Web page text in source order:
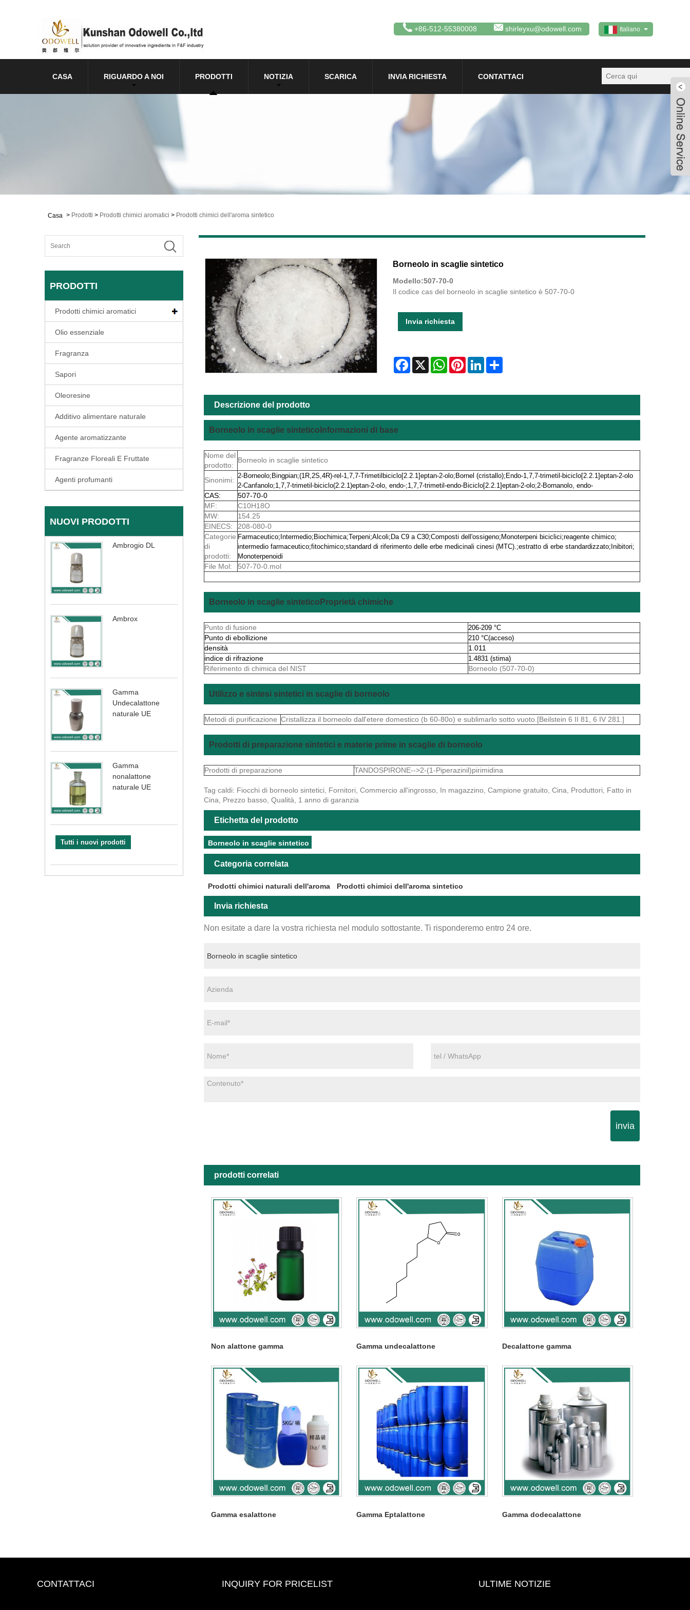
Italiano
+86-512-55380008 shirleyxu@odowell.com
CASA RIGUARDO A NOI PRODOTTI NOTIZIA SCARICA INVIA RICHIESTA CONTATTACI
Casa > Prodotti > Prodotti chimici aromatici > Prodotti chimici dell'aroma sintetico
PRODOTTI
Prodotti chimici aromatici
Olio essenziale
Fragranza
Sapori
Oleoresine
Additivo alimentare naturale
Agente aromatizzante
Fragranze Floreali E Fruttate
Agenti profumanti
NUOVI PRODOTTI
Ambrogio DL
Ambrox
Gamma
Undecalattone
naturale UE
Gamma
nonalattone
naturale UE
Tutti i nuovi prodotti
Borneolo in scaglie sintetico
Modello:507-70-0
Il codice cas del borneolo in scaglie sintetico è 507-70-0
Invia richiesta
Facebook
X WhatsAppPinterestLinkedInShare
Descrizione del prodotto
Borneolo in scaglie sintetico Informazioni di base
Nome del
prodotto:
Borneolo in scaglie sintetico
Sinonimi:
2-Borneolo; Bingpian;(1R,2S,4R)-rel-1,7,7-Trimetilbiciclo[2.2.1]eptan-2-olo; Bornel (cristallo); Endo-1,7,7-trimetil-biciclo[2.2.1]eptan-2-olo
2-Canfanolo;1,7,7-trimetil-biciclo(2.2.1)eptan-2-olo, endo-;1,7,7-trimetil-endo-Biciclo[2.2.1]eptan-2-olo;2-Bornanolo, endo-
CAS:
507-70-0
MF:
C10H18O
MW:
154.25
EINECS:
208-080-0
Categorie
di
prodotti:
Farmaceutico; Intermedio; Biochimica;Terpeni;Alcoli; Da C9 a C30;Composti dell'ossigeno; Monoterpeni biciclici;reagente chimico;
intermedio farmaceutico;fitochimico;standard di riferimento delle erbe medicinali cinesi (MTC). ;estratto di erbe standardizzato; Inibitori;
Monoterpenoidi
File Mol: 507-70-0 .mol
Borneolo in scaglie sintetico Proprietà chimiche
Punto di fusione 206-209 °C
Punto di ebollizione 210 °C(acceso)
densità
1.011
indice di rifrazione
1.4831 (stima)
Riferimento di chimica del NIST Borneolo (507-70-0)
Utilizzo e sintesi sintetici in scaglie di borneolo
Metodi di purificazione Cristallizza il borneolo dall'etere domestico (b 60-80o) e sublimarlo sotto vuoto.[Beilstein 6 II 81, 6 IV 281.]
Prodotti di preparazione sintetici e materie prime in scaglie di borneolo
Prodotti di preparazione TANDOSPIRONE-->2-(1-Piperazinil)pirimidina
Tag caldi: Fiocchi di borneolo sintetici, Fornitori, Commercio all'ingrosso, In magazzino, Campione gratuito, Cina, Produttori, Fatto in
Cina, Prezzo basso, Qualità, 1 anno di garanzia
Etichetta del prodotto
Borneolo in scaglie sintetico
Categoria correlata
Prodotti chimici naturali dell'aroma Prodotti chimici dell'aroma sintetico
Invia richiesta
Non esitate a dare la vostra richiesta nel modulo sottostante. Ti risponderemo entro 24 ore.
invia
prodotti correlati
Non alattone gamma Gamma undecalattone Decalattone gamma
Gamma esalattone Gamma Eptalattone Gamma dodecalattone
CONTATTACI INQUIRY FOR PRICELIST ULTIME NOTIZIE